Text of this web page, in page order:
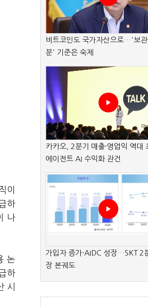
이
하
나
논
하
시
비트코인도 국가자산으로…'보관
분' 기준은 숙제
카카오, 2분기 매출·영업익 역대
에이전트 AI 수익화 관건
가입자 증가·AIDC 성장…SKT 2
장 본궤도